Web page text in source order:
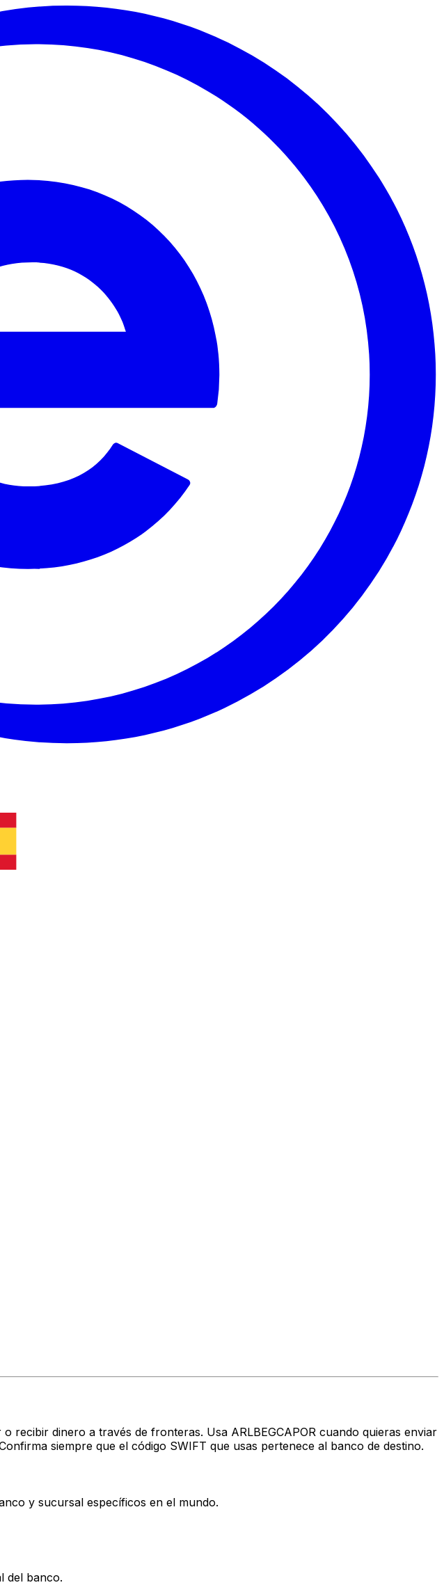
dinero a través de fronteras. Usa ARLBEGCAPOR cuando quieras enviar
siempre que el código SWIFT que usas pertenece al banco de destino.
y sucursal específicos en el mundo.
del banco.